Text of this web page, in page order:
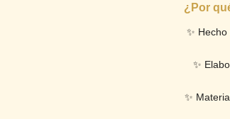
¿Por
✨
✨
✨